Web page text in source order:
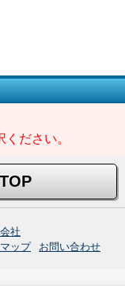
ださい。
社
ップ
お問い合わせ